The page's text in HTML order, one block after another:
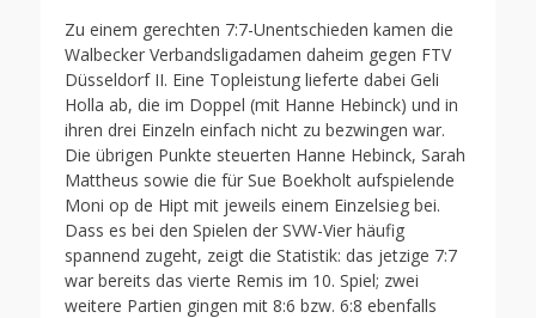
Zu einem gerechten 7:7-Unentschieden kamen die
Walbecker Verbandsligadamen daheim gegen FTV
Düsseldorf II. Eine Topleistung lieferte dabei Geli
Holla ab, die im Doppel (mit Hanne Hebinck) und in
ihren drei Einzeln einfach nicht zu bezwingen war.
Die übrigen Punkte steuerten Hanne Hebinck, Sarah
Mattheus sowie die für Sue Boekholt aufspielende
Moni op de Hipt mit jeweils einem Einzelsieg bei.
Dass es bei den Spielen der SVW-Vier häufig
spannend zugeht, zeigt die Statistik: das jetzige 7:7
war bereits das vierte Remis im 10. Spiel; zwei
weitere Partien gingen mit 8:6 bzw. 6:8 ebenfalls